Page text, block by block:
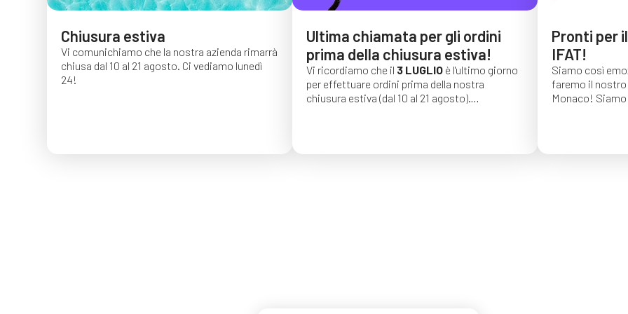
Chiusura estiva
Vi comunichiamo che la nostra azienda rimarrà
chiusa dal 10 al 21 agosto. Ci vediamo lunedì
24!
Ultima chiamata per gli ordini
prima della chiusura estiva!
Vi ricordiamo che il 3 LUGLIO è l'ultimo giorno
per effettuare ordini prima della nostra
chiusura estiva (dal 10 al 21 agosto).
Pronti per
IFAT!
Siamo così
faremo il
Monaco!